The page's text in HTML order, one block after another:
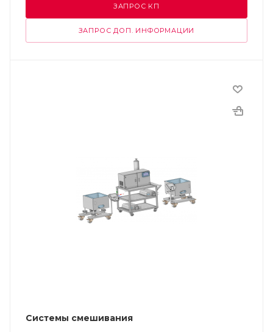
ЗАПРОС КП
ЗАПРОС ДОП. ИНФОРМАЦИИ
Системы смешивания